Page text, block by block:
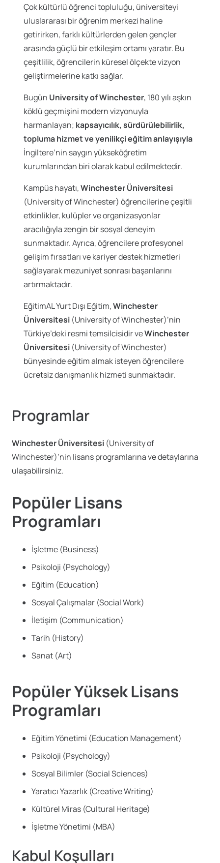
Çok kültürlü öğrenci topluluğu, üniversiteyi
uluslararası bir öğrenim merkezi haline
getirirken, farklı kültürlerden gelen gençler
arasında güçlü bir etkileşim ortamı yaratır. Bu
çeşitlilik, öğrencilerin küresel ölçekte vizyon
geliştirmelerine katkı sağlar.
Bugün University of Winchester, 180 yılı aşkın
köklü geçmişini modern vizyonuyla
harmanlayan; kapsayıcılık, sürdürülebilirlik,
topluma hizmet ve yenilikçi eğitim anlayışıyla
İngiltere’nin saygın yükseköğretim
kurumlarından biri olarak kabul edilmektedir.
Kampüs hayatı,Winchester Üniversitesi
(University of Winchester) öğrencilerine çeşitli
etkinlikler, kulüpler ve organizasyonlar
aracılığıyla zengin bir sosyal deneyim
sunmaktadır. Ayrıca, öğrencilere profesyonel
gelişim fırsatları ve kariyer destek hizmetleri
sağlayarak mezuniyet sonrası başarılarını
artırmaktadır.
EğitimAL Yurt Dışı Eğitim,Winchester
Üniversitesi (University of Winchester)’nin
Türkiye’deki resmi temsilcisidir veWinchester
Üniversitesi (University of Winchester)
bünyesinde eğitim almak isteyen öğrencilere
ücretsiz danışmanlık hizmeti sunmaktadır.
Programlar
Winchester Üniversitesi (University of
Winchester)’nin lisans programlarına ve detaylarına
ulaşabilirsiniz.
Popüler Lisans
Programları
İşletme (Business)
Psikoloji (Psychology)
Eğitim (Education)
Sosyal Çalışmalar (Social Work)
İletişim (Communication)
Tarih (History)
Sanat (Art)
Popüler Yüksek Lisans
Programları
Eğitim Yönetimi (Education Management)
Psikoloji (Psychology)
Sosyal Bilimler (Social Sciences)
Yaratıcı Yazarlık (Creative Writing)
Kültürel Miras (Cultural Heritage)
İşletme Yönetimi (MBA)
Kabul Koşulları